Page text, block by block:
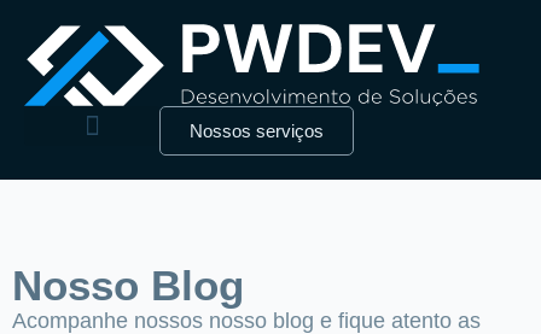
Nossos serviços
Nosso Blog
Acompanhe nossos nosso blog e fique atento as